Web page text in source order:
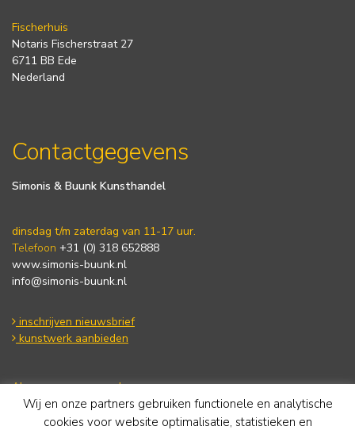
Fischerhuis
Notaris Fischerstraat 27
6711 BB Ede
Nederland
Contactgegevens
Simonis & Buunk Kunsthandel
dinsdag t/m zaterdag van 11-17 uur.
Telefoon +31 (0) 318 652888
www.simonis-buunk.nl
info@simonis-buunk.nl
inschrijven nieuwsbrief
kunstwerk aanbieden
Algemene voorwaarden
Privacy statement
Cookie Policy
Wij en onze partners gebruiken functionele en analytische
cookies voor website optimalisatie, statistieken en